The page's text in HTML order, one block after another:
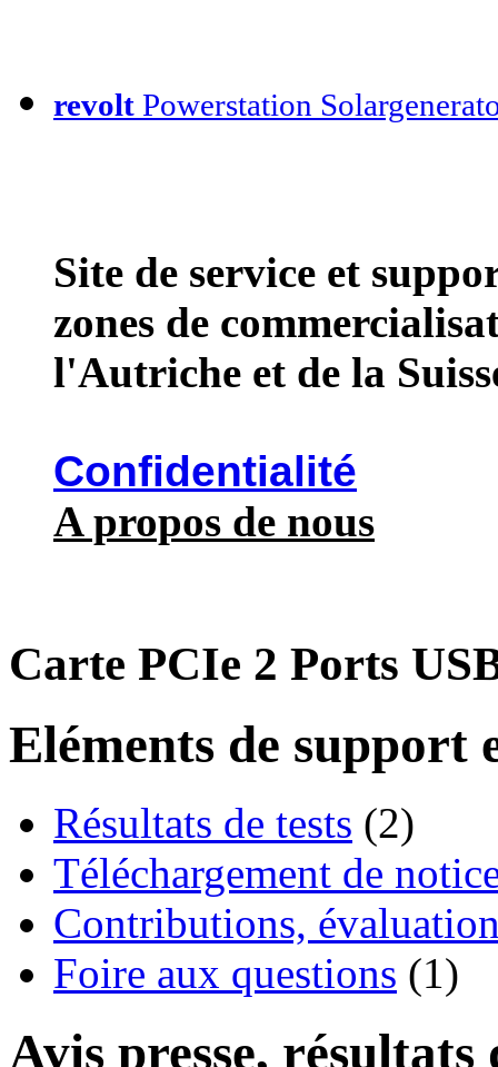
revolt Powerstation
Site de service et
zones de
l'Autriche et de la
Confidentialité
A propos de nous
Carte PCIe 2 Ports
Eléments de support
Résultats de tests (2)
Téléchargement de
Contributions,
Foire aux questions (1)
Avis presse, résultats